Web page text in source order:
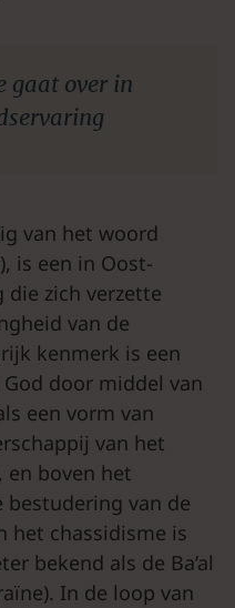
gaat over in
van het woord
is een in Oost-
zich verzette
van de
kenmerk is een
door middel van
een vorm van
van het
boven het
bestudering van de
het chassidisme is
bekend als de Ba’al
In de loop van